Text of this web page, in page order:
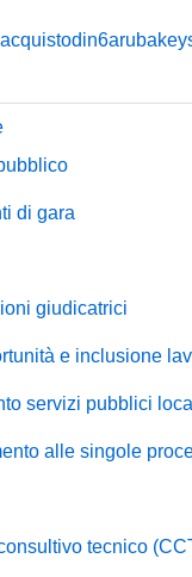
di gara
giudicatrici
e inclusione
servizi pubblici
alle singole
tecnico